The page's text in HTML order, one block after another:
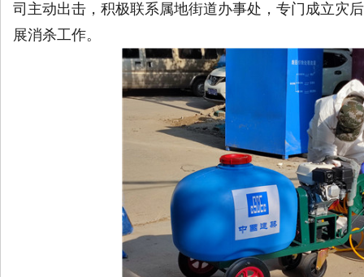
司主动出击，积极联系属地街道办事处，专门成立灾
展消杀工作。